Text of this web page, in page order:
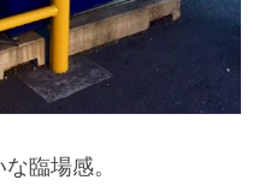
臨場感。